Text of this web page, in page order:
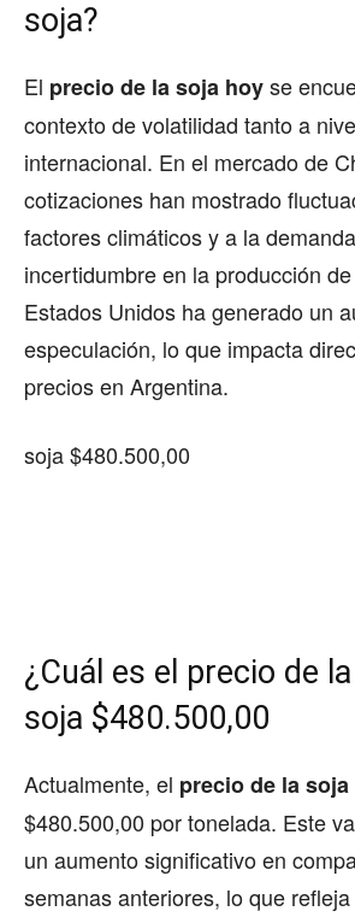
soja?
El precio de la soja hoyse
contexto de volatilidad tanto a
internacional. En el mercado de
cotizaciones han mostrado
factores climáticos y a la
incertidumbre en la producción
Estados Unidos ha generado un
especulación, lo que impacta
precios en Argentina.
soja $480.500,00
¿Cuál es el precio de
soja $480.500,00
Actualmente, el precio de la
$480.500,00 por tonelada. Este
un aumento significativo en
semanas anteriores, lo que